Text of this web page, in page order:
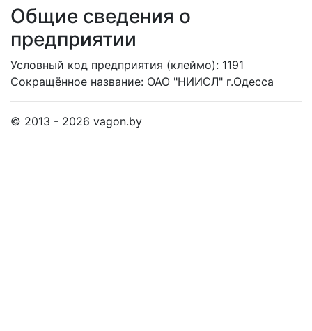
Общие сведения о
предприятии
Условный код предприятия (клеймо): 1191
Сокращённое название: ОАО "НИИСЛ" г.Одесса
© 2013 - 2026 vagon.by